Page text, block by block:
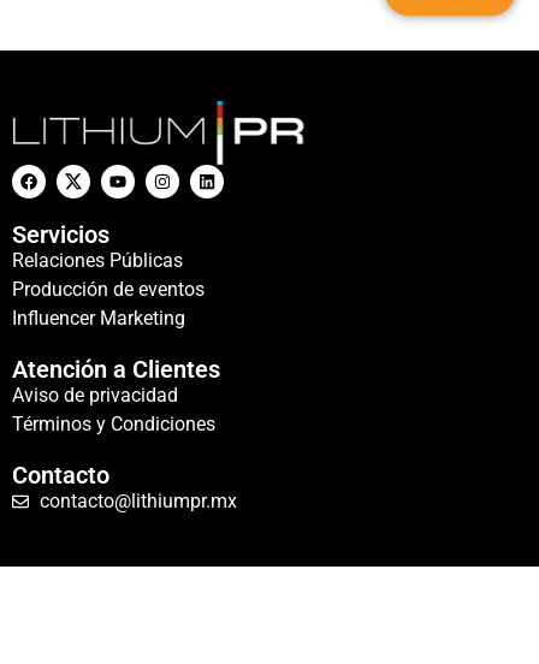
Servicios
Relaciones Públicas
Producción de eventos
Influencer Marketing
Atención a Clientes
Aviso de privacidad
Términos y Condiciones
Contacto
contacto@lithiumpr.mx